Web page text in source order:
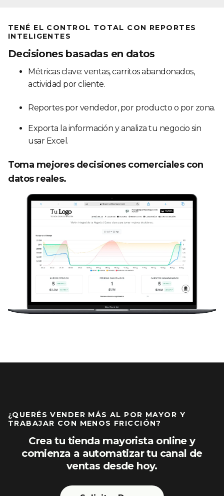
TENÉ EL CONTROL TOTAL CON REPORTES
INTELIGENTES
Decisiones basadas en datos
Métricas clave: ventas, carritos abandonados,
actividad por cliente.
Reportes por vendedor, por producto o por zona.
Exporta la información y analiza tu negocio sin
usar Excel.
Toma mejores decisiones comerciales con
datos reales.
¿QUERÉS VENDER MÁS AL POR MAYOR Y
TRABAJAR CON MENOS FRICCIÓN?
Crea tu tienda mayorista online y
comienza a automatizar tu canal de
ventas desde hoy.